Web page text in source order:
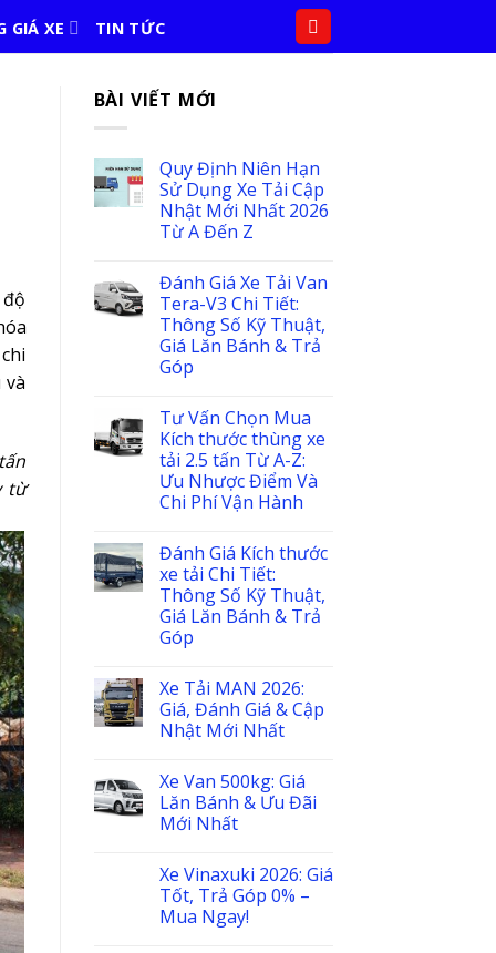
GIÁ XE TIN TỨC
từ
BÀI VIẾT MỚI
Quy Định Niên Hạn
Sử Dụng Xe Tải Cập
Nhật Mới Nhất 2026
Từ A Đến Z
Đánh Giá Xe Tải Van
Tera-V3 Chi Tiết:
Thông Số Kỹ Thuật,
Giá Lăn Bánh & Trả
Góp
Tư Vấn Chọn Mua
Kích thước thùng xe
tải 2.5 tấn Từ A-Z:
Ưu Nhược Điểm Và
Chi Phí Vận Hành
Đánh Giá Kích thước
xe tải Chi Tiết:
Thông Số Kỹ Thuật,
Giá Lăn Bánh & Trả
Góp
Xe Tải MAN 2026:
Giá, Đánh Giá & Cập
Nhật Mới Nhất
Xe Van 500kg: Giá
Lăn Bánh & Ưu Đãi
Mới Nhất
Xe Vinaxuki 2026: Giá
Tốt, Trả Góp 0% –
Mua Ngay!